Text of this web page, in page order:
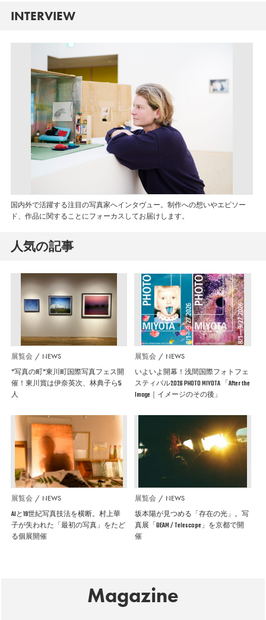
INTERVIEW
国内外で活躍する注目の写真家へインタヴュー。制作への想いやエピソー
ド、作品に関することにフォーカスしてお届けします。
人気の記事
展覧会 NEWS
”写真の町”東川町国際写真フェス開
催！東川賞は伊奈英次、林典子ら5
人
展覧会 NEWS
いよいよ開幕！浅間国際フォトフェ
スティバル2026 PHOTO MIYOTA 「After the
Image｜イメージのその後」
展覧会 NEWS
AIと19世紀写真技法を横断。村上華
子が失われた「最初の写真」をたど
る個展開催
展覧会 NEWS
坂本陽が見つめる「存在の光」。写
真展「BEAM / Telescope」を京都で開
催
Magazine